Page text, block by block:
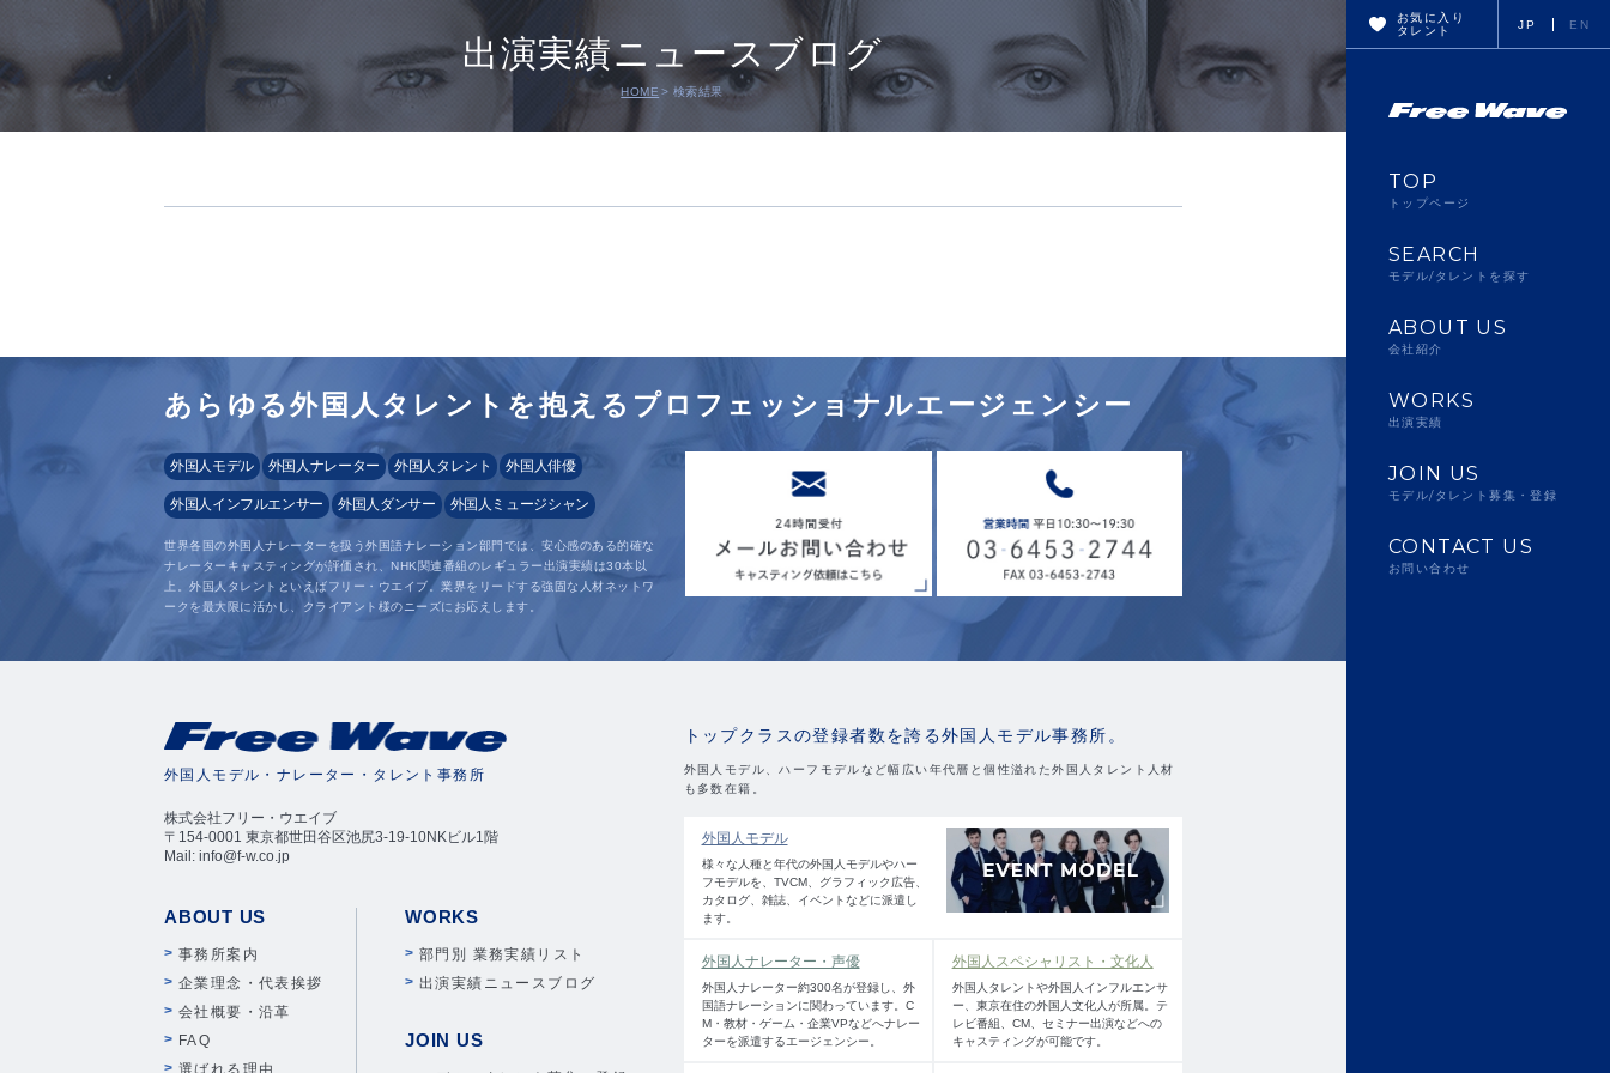
出演実績ニュースブログ
HOME 検索結果
あらゆる外国人タレントを抱えるプロフェッショナルエージェンシー
外国人モデル 外国人ナレーター 外国人タレント 外国人俳優
外国人インフルエンサー 外国人ダンサー 外国人ミュージシャン
世界各国の外国人ナレーターを扱う外国語ナレーション部門では、安心感のある的確な
ナレーターキャスティングが評価され、NHK関連番組のレギュラー出演実績は30本以
上。外国人タレントといえばフリー・ウエイブ。業界をリードする強固な人材ネットワ
ークを最大限に活かし、クライアント様のニーズにお応えします。
外国人モデル・ナレーター・タレント事務所
株式会社フリー・ウエイブ
〒154-0001 東京都世田谷区池尻3-19-10NKビル1階
Mail: info@f-w.co.jp
ABOUT US
事務所案内
企業理念・代表挨拶
会社概要・沿革
FAQ
選ばれる理由
WORKS
部門別 業務実績リスト
出演実績ニュースブログ
JOIN US
トップクラスの登録者数を誇る外国人モデル事務所。
外国人モデル、ハーフモデルなど幅広い年代層と個性溢れた外国人タレント人材
も多数在籍。
外国人モデル
様々な人種と年代の外国人モデルやハー
フモデルを、TVCM、グラフィック広告、
カタログ、雑誌、イベントなどに派遣し
ます。
外国人ナレーター・声優
外国人ナレーター約300名が登録し、外
国語ナレーションに関わっています。C
M・教材・ゲーム・企業VPなどへナレー
ターを派遣するエージェンシー。
外国人スペシャリスト・文化人
外国人タレントや外国人インフルエンサ
ー、東京在住の外国人文化人が所属。テ
レビ番組、CM、セミナー出演などへの
キャスティングが可能です。
お気に入り
タレント
JP EN
TOP
トップページ
SEARCH
モデル/タレントを探す
ABOUT US
会社紹介
WORKS
出演実績
JOIN US
モデル/タレント募集・登録
CONTACT US
お問い合わせ